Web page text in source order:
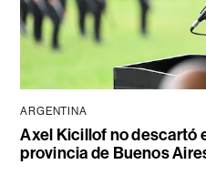
ARGENTINA
Axel Kicillof no descartó
provincia de Buenos